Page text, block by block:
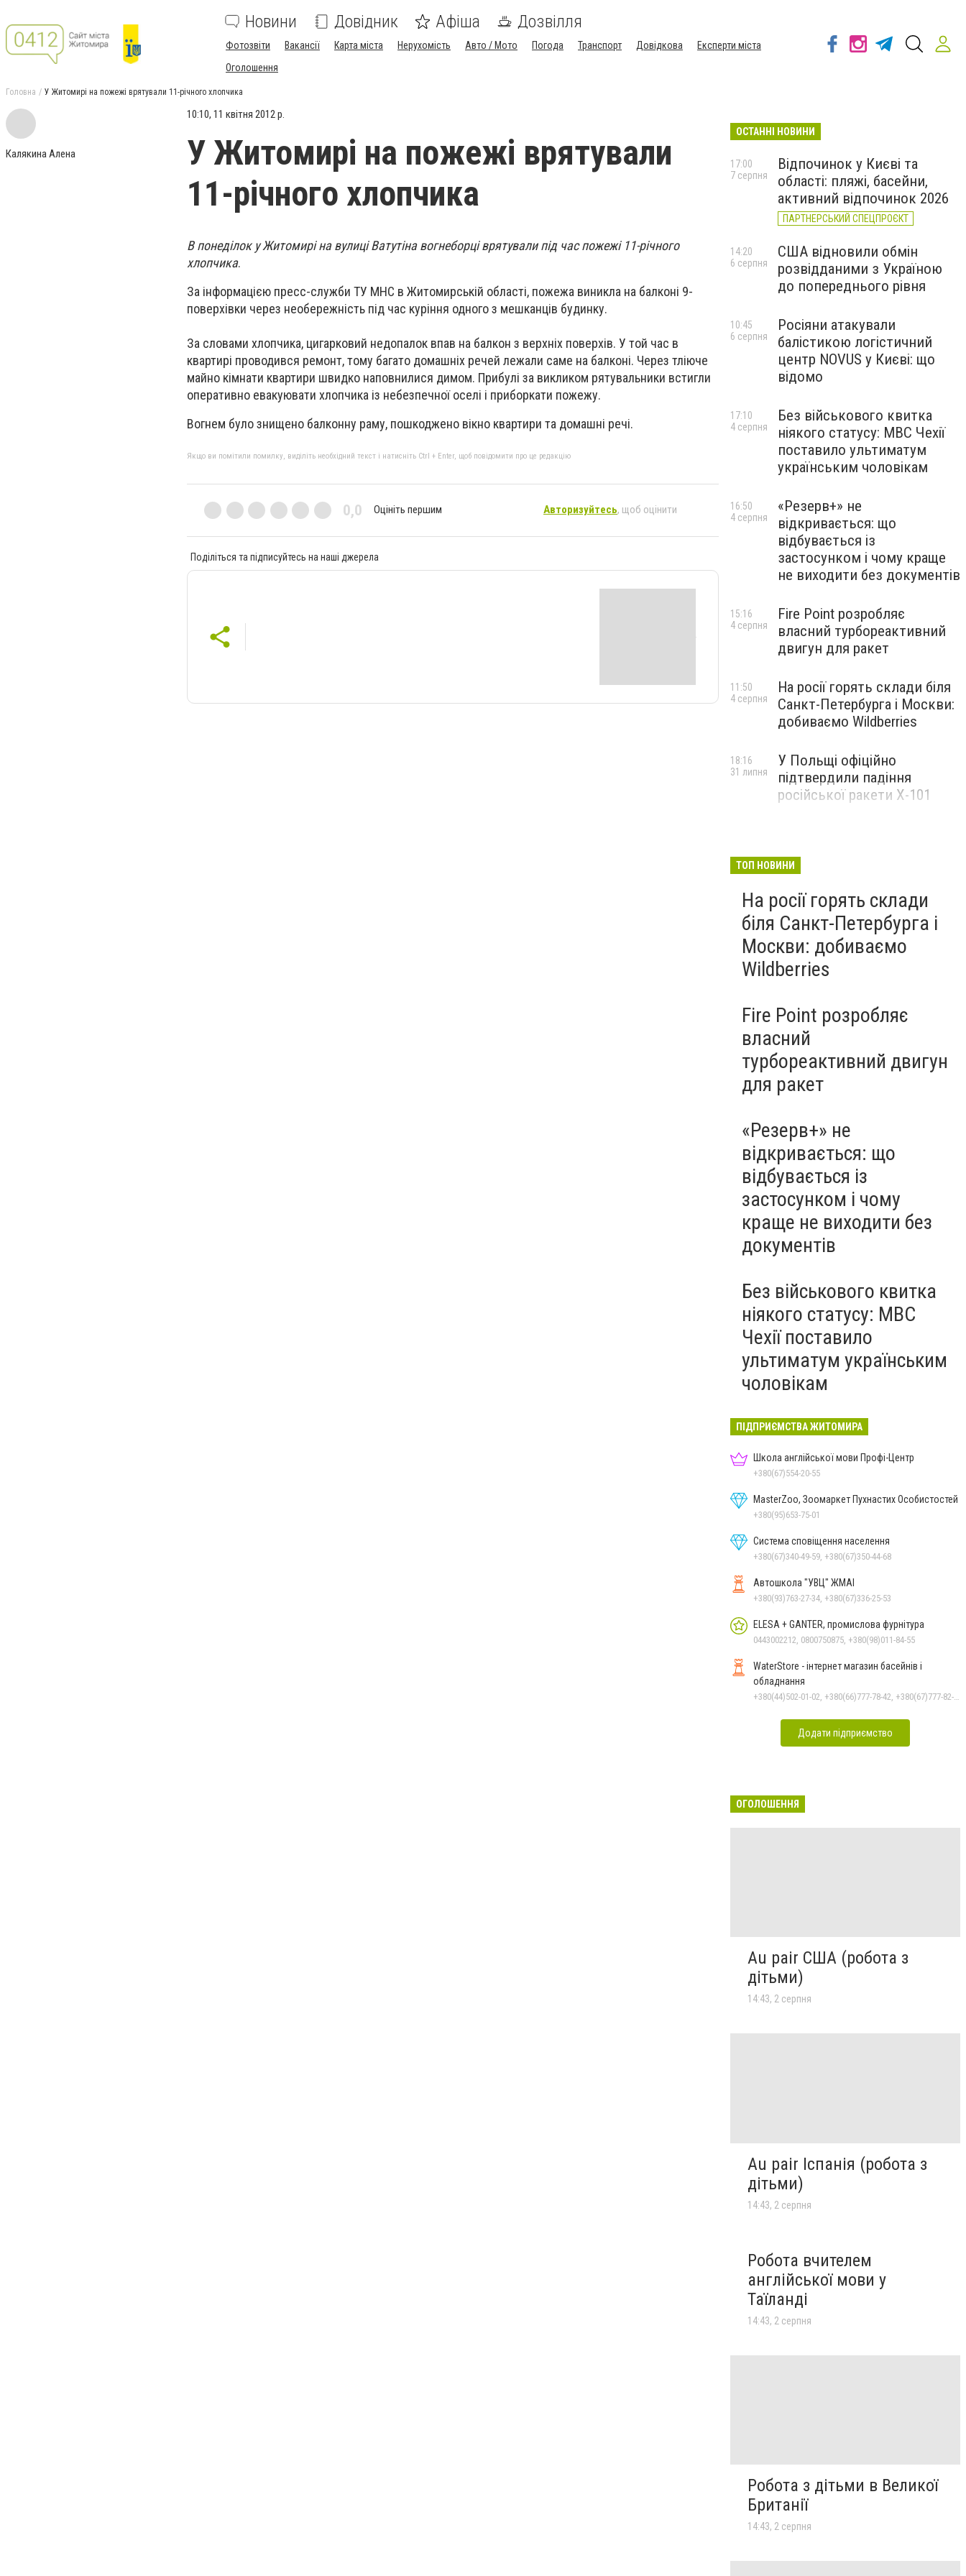
Новини Довідник Афіша Дозвілля
Фотозвіти Вакансії Карта міста Нерухомість Авто / Мото Погода Транспорт Довідкова
Експерти міста
Оголошення
Головна У Житомирі на пожежі врятували 11-річного хлопчика
Калякина Алена
10:10, 11 квітня 2012 р.
У Житомирі на пожежі врятували
11-річного хлопчика
В понеділок у Житомирі на вулиці Ватутіна вогнеборці врятували під час пожежі 11-річного
хлопчика.
За інформацією пресс-служби ТУ МНС в Житомирській області, пожежа виникла на балконі 9-
поверхівки через необережність під час куріння одного з мешканців будинку.
За словами хлопчика, цигарковий недопалок впав на балкон з верхніх поверхів. У той час в
квартирі проводився ремонт, тому багато домашніх речей лежали саме на балконі. Через тліюче
майно кімнати квартири швидко наповнилися димом. Прибулі за викликом рятувальники встигли
оперативно евакуювати хлопчика із небезпечної оселі і приборкати пожежу.
Вогнем було знищено балконну раму, пошкоджено вікно квартири та домашні речі.
Якщо ви помітили помилку, виділіть необхідний текст і натисніть Ctrl + Enter, щоб повідомити про це редакцію
0,0 Оцініть першим Авторизуйтесь, щоб оцінити
Поділіться та підписуйтесь на наші джерела
ОСТАННІ НОВИНИ
Відпочинок у Києві та
області: пляжі, басейни,
активний відпочинок 2026
ПАРТНЕРСЬКИЙ СПЕЦПРОЄКТ
17:00
7 серпня
США відновили обмін
розвідданими з Україною
до попереднього рівня
14:20
6 серпня
Росіяни атакували
балістикою логістичний
центр NOVUS у Києві: що
відомо
10:45
6 серпня
Без військового квитка
ніякого статусу: МВС Чехії
поставило ультиматум
українським чоловікам
17:10
4 серпня
«Резерв+» не
відкривається: що
відбувається із
застосунком і чому краще
не виходити без документів
16:50
4 серпня
Fire Point розробляє
власний турбореактивний
двигун для ракет
15:16
4 серпня
На росії горять склади біля
Санкт-Петербурга і Москви:
добиваємо Wildberries
11:50
4 серпня
У Польщі офіційно
підтвердили падіння
російської ракети Х-101
18:16
31 липня
ТОП НОВИНИ
На росії горять склади
біля Санкт-Петербурга і
Москви: добиваємо
Wildberries
Fire Point розробляє
власний
турбореактивний двигун
для ракет
«Резерв+» не
відкривається: що
відбувається із
застосунком і чому
краще не виходити без
документів
Без військового квитка
ніякого статусу: МВС
Чехії поставило
ультиматум українським
чоловікам
ПІДПРИЄМСТВА ЖИТОМИРА
Школа англійської мови Профі-Центр
+380(67)554-20-55
MasterZoo, Зоомаркет Пухнастих Особистостей
+380(95)653-75-01
Система сповіщення населення
+380(67)340-49-59, +380(67)350-44-68
Автошкола "УВЦ" ЖМАІ
+380(93)763-27-34, +380(67)336-25-53
ELESA + GANTER, промислова фурнітура
0443002212, 0800750875, +380(98)011-84-55
WaterStore - інтернет магазин басейнів і
обладнання
+380(44)502-01-02, +380(66)777-78-42, +380(67)777-82-19, +380(67)890-80-80, +380(73)890-80-80, +380(44)502-01-03
Додати підприємство
ОГОЛОШЕННЯ
Au pair США (робота з
дітьми)
14:43, 2 серпня
Au pair Іспанія (робота з
дітьми)
14:43, 2 серпня
Робота вчителем
англійської мови у
Таїланді
14:43, 2 серпня
Робота з дітьми в Великої
Британії
14:43, 2 серпня